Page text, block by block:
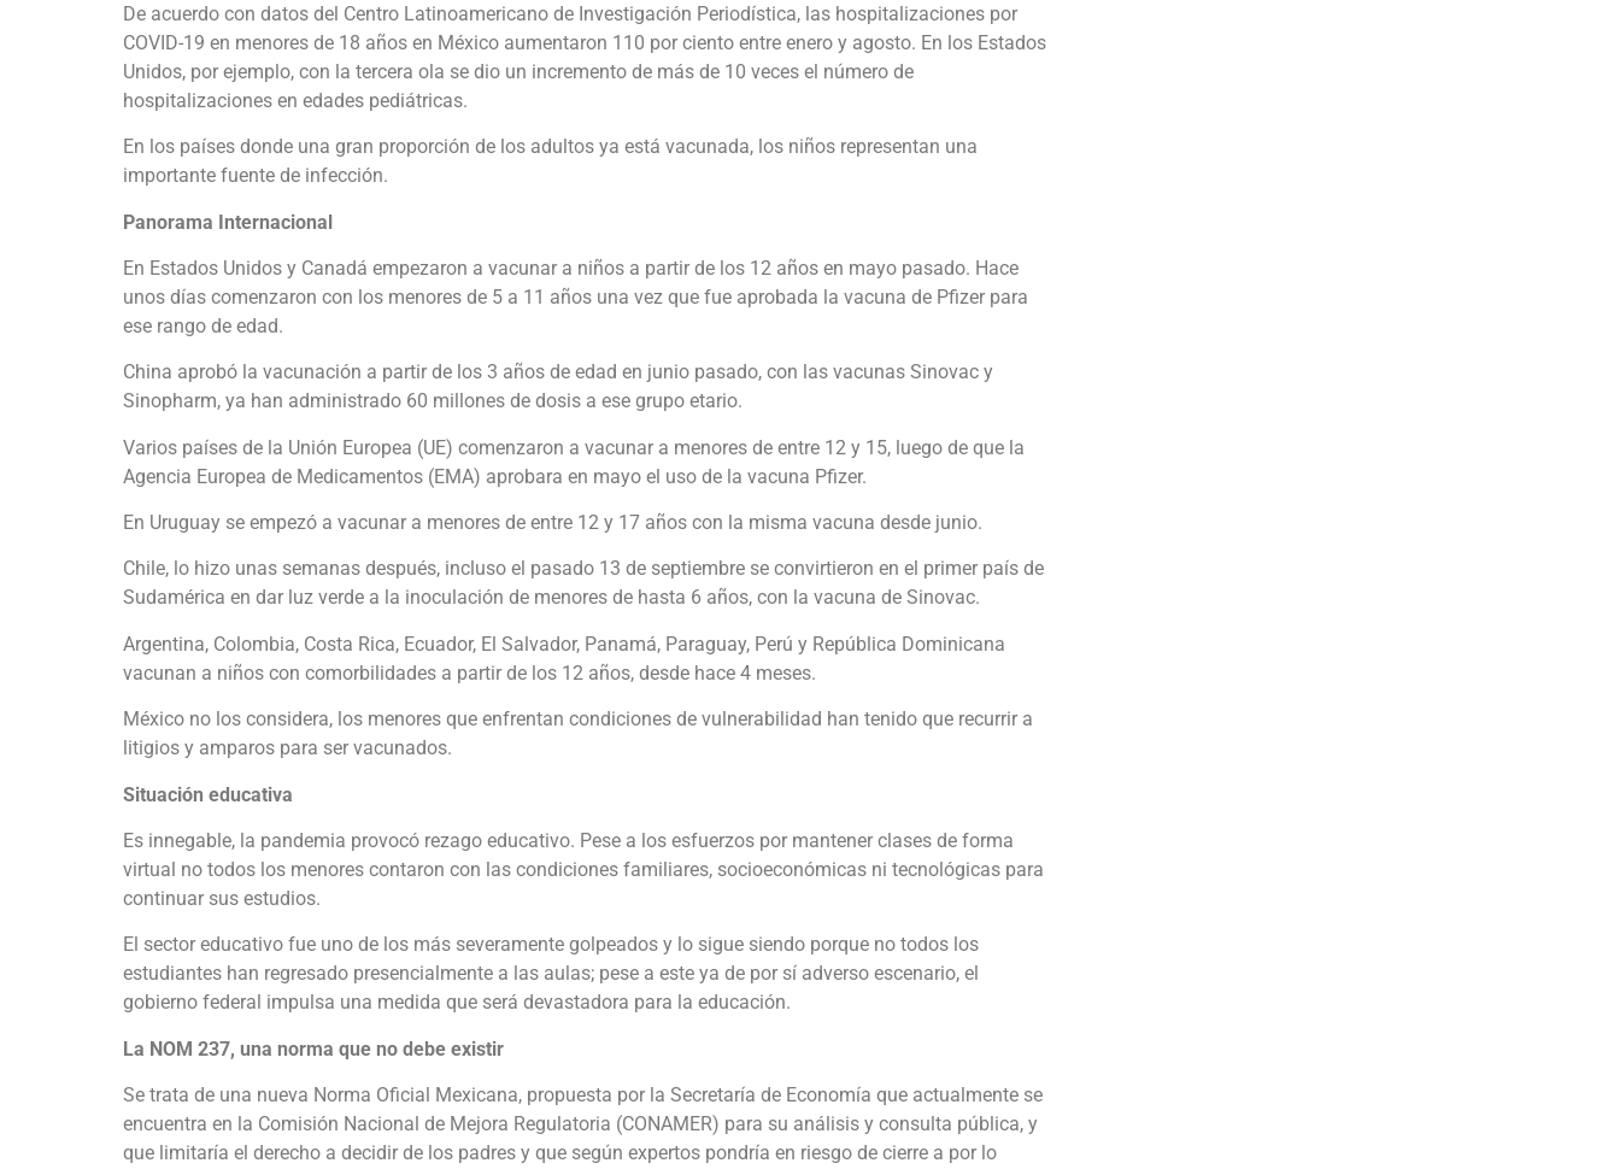
De acuerdo con datos del Centro Latinoamericano de Investigación Periodística, las hospitalizaciones por
COVID-19 en menores de 18 años en México aumentaron 110 por ciento entre enero y agosto. En los Estados
Unidos, por ejemplo, con la tercera ola se dio un incremento de más de 10 veces el número de
hospitalizaciones en edades pediátricas.
En los países donde una gran proporción de los adultos ya está vacunada, los niños representan una
importante fuente de infección.
Panorama Internacional
En Estados Unidos y Canadá empezaron a vacunar a niños a partir de los 12 años en mayo pasado. Hace
unos días comenzaron con los menores de 5 a 11 años una vez que fue aprobada la vacuna de Pfizer para
ese rango de edad.
China aprobó la vacunación a partir de los 3 años de edad en junio pasado, con las vacunas Sinovac y
Sinopharm, ya han administrado 60 millones de dosis a ese grupo etario.
Varios países de la Unión Europea (UE) comenzaron a vacunar a menores de entre 12 y 15, luego de que la
Agencia Europea de Medicamentos (EMA) aprobara en mayo el uso de la vacuna Pfizer.
En Uruguay se empezó a vacunar a menores de entre 12 y 17 años con la misma vacuna desde junio.
Chile, lo hizo unas semanas después, incluso el pasado 13 de septiembre se convirtieron en el primer país de
Sudamérica en dar luz verde a la inoculación de menores de hasta 6 años, con la vacuna de Sinovac.
Argentina, Colombia, Costa Rica, Ecuador, El Salvador, Panamá, Paraguay, Perú y República Dominicana
vacunan a niños con comorbilidades a partir de los 12 años, desde hace 4 meses.
México no los considera, los menores que enfrentan condiciones de vulnerabilidad han tenido que recurrir a
litigios y amparos para ser vacunados.
Situación educativa
Es innegable, la pandemia provocó rezago educativo. Pese a los esfuerzos por mantener clases de forma
virtual no todos los menores contaron con las condiciones familiares, socioeconómicas ni tecnológicas para
continuar sus estudios.
El sector educativo fue uno de los más severamente golpeados y lo sigue siendo porque no todos los
estudiantes han regresado presencialmente a las aulas; pese a este ya de por sí adverso escenario, el
gobierno federal impulsa una medida que será devastadora para la educación.
La NOM 237, una norma que no debe existir
Se trata de una nueva Norma Oficial Mexicana, propuesta por la Secretaría de Economía que actualmente se
encuentra en la Comisión Nacional de Mejora Regulatoria (CONAMER) para su análisis y consulta pública, y
que limitaría el derecho a decidir de los padres y que según expertos pondría en riesgo de cierre a por lo